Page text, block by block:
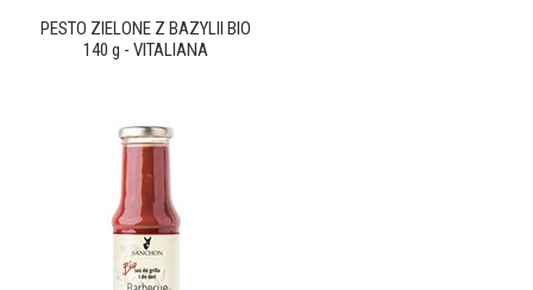
PESTO ZIELONE Z BAZYLII BIO
140 g - VITALIANA